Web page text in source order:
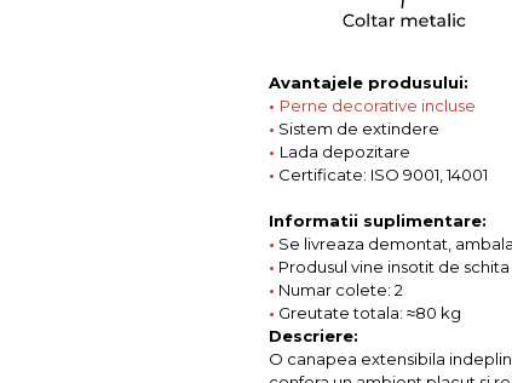
Avantajele produsului:
• Perne decorative incluse
• Sistem de extindere
• Lada depozitare
• Certificate: ISO 9001, 14001
Informatii suplimentare:
• Se livreaza demontat,
• Produsul vine insotit de
• Numar colete: 2
• Greutate totala: ≈80 kg
Descriere:
O canapea extensibila